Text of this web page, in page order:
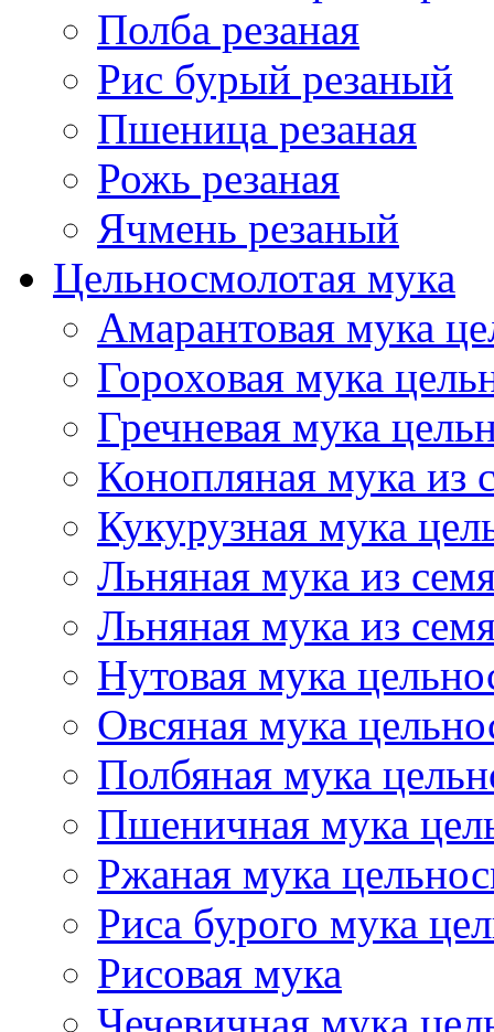
Полба резаная
Рис бурый резаный
Пшеница резаная
Рожь резаная
Ячмень резаный
Цельносмолотая мука
Амарантовая мука
Гороховая мука
Гречневая мука
Конопляная мука из
Кукурузная мука
Льняная мука из
Льняная мука из
Нутовая мука
Овсяная мука
Полбяная мука
Пшеничная мука
Ржаная мука
Риса бурого мука
Рисовая мука
Чечевичная мука